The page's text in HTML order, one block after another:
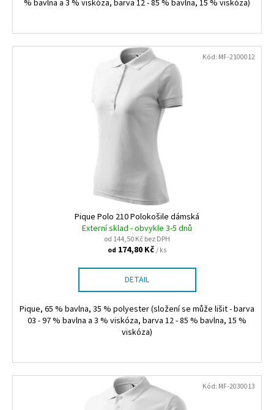
% bavlna a 3 % viskóza, barva 12 - 85 % bavlna, 15 % viskóza)
Pique Polo 210 Polokošile dámská
Externí sklad - obvykle 3-5 dnů
od 144,50 Kč bez DPH
od 174,80 Kč/ ks
DETAIL
Pique, 65 % bavlna, 35 % polyester (složení se může lišit - barva
03 - 97 % bavlna a 3 % viskóza, barva 12 - 85 % bavlna, 15 %
viskóza)
Kód: MF-2100012
Kód: MF-2030013